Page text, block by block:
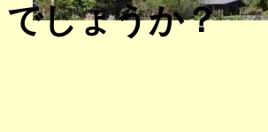
でしょうか？